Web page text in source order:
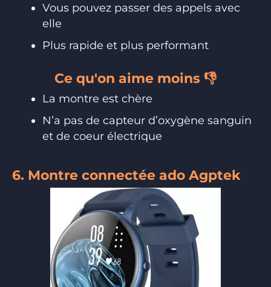
Vous pouvez passer des appels avec
elle
Plus rapide et plus performant
Ce qu'on aime moins 👎
La montre est chère
N’a pas de capteur d’oxygène sanguin
et de coeur électrique
6. Montre connectée ado Agptek